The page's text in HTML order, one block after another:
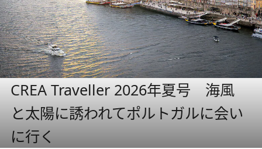
CREA Traveller 2026年夏号 海風
と太陽に誘われてポルトガルに会い
に行く